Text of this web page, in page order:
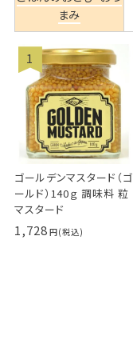
まみ
ゴールデンマスタード（ゴ
ールド）140ｇ 調味料 粒
マスタード
1,728